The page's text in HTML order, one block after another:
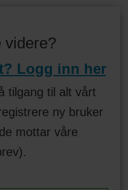
videre?
Logg inn her
tilgang til alt vårt
ny bruker
mottar våre